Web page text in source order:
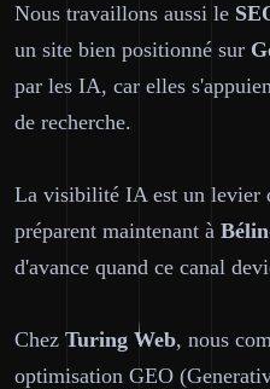
Nous travaillons aussi le
un site bien positionné sur
par les IA, car elles
de recherche.
La visibilité IA est un levier
préparent maintenant à
d'avance quand ce canal
Chez Turing Web, nous
optimisation GEO